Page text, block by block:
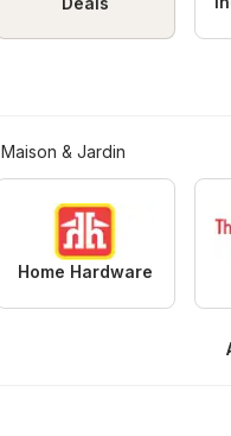
Maison & Jardin
Home Hardware